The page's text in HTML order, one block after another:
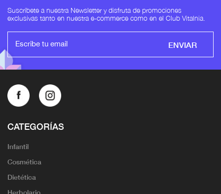
Suscríbete a nuestra Newsletter y disfruta de promociones
exclusivas tanto en nuestra e-commerce como en el Club Vitalnia.
ENVIAR
CATEGORÍAS
Infantil
Cosmética
Dietética
Herbolario